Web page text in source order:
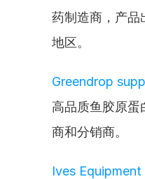
药制造商，产品
地区。
Greendrop
高品质鱼胶原蛋
商和分销商。
Ives Equipment